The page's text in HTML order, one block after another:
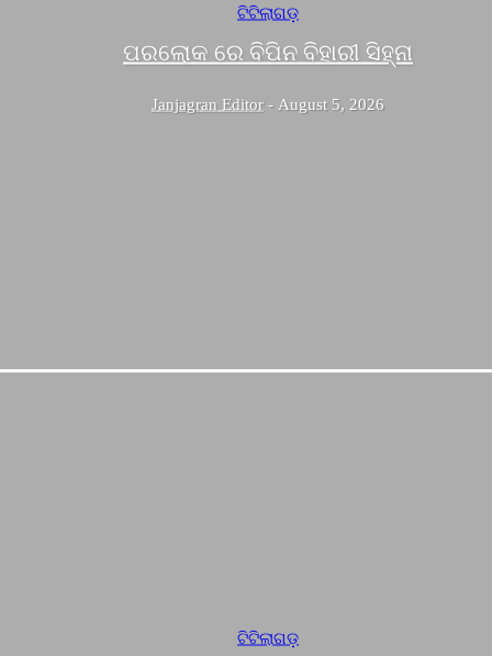
ଟିଟିଲାଗଡ଼
ପରଲୋକ ରେ ବିପିନ ବିହାରୀ ସିହ୍ନା
Janjagran Editor - August 5, 2026
ଟିଟିଲାଗଡ଼